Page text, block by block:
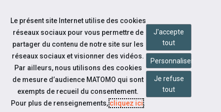
Aller au contenu
Nos actualités
EMPLOYEUR, COMMENT UTILISER
Le présent site Internet utilise des cookies
réseaux sociaux pour vous permettre de
partager du contenu de notre site sur les
réseaux sociaux et visionner des vidéos.
Par ailleurs, nous utilisons des cookies
de mesure d’audience MATOMO qui sont
exempts de recueil du consentement.
Pour plus de renseignements,cliquez ici.
J'accepte
tout
Personnaliser
Je refuse
tout